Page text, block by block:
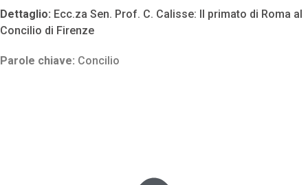
Dettaglio: Ecc.za Sen. Prof. C. Calisse: Il primato di Roma al
Concilio di Firenze
Parole chiave: Concilio